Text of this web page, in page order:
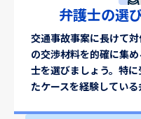
弁護士の選
交通事故事案に長けて
の交渉材料を的確に集
士を選びましょう。特
たケースを経験している